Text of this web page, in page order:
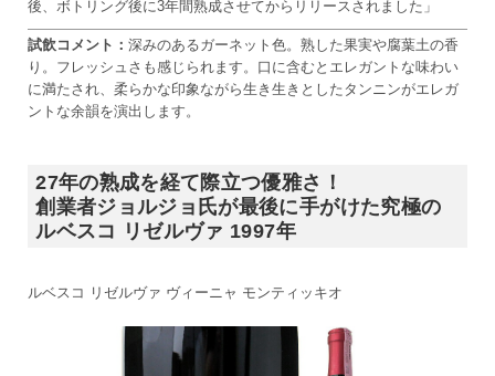
後、ボトリング後に3年間熟成させてからリリースされました」
試飲コメント： 深みのあるガーネット色。熟した果実や腐葉土の香
り。フレッシュさも感じられます。口に含むとエレガントな味わい
に満たされ、柔らかな印象ながら生き生きとしたタンニンがエレガ
ントな余韻を演出します。
27年の熟成を経て際立つ優雅さ！
創業者ジョルジョ氏が最後に手がけた究極の
ルベスコ リゼルヴァ 1997年
ルベスコ リゼルヴァ ヴィーニャ モンティッキオ